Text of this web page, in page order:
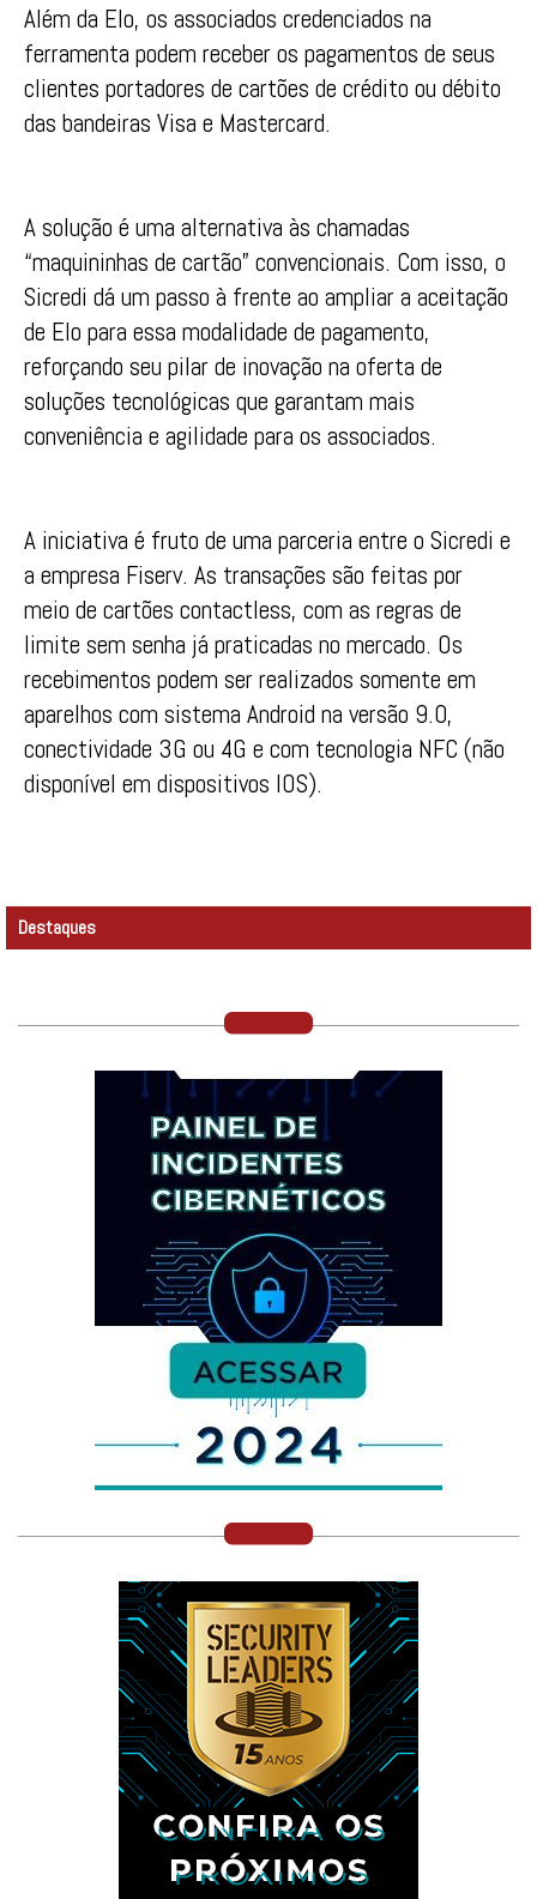
Além da Elo, os associados credenciados na
ferramenta podem receber os pagamentos de seus
clientes portadores de cartões de crédito ou débito
das bandeiras Visa e Mastercard.
A solução é uma alternativa às chamadas
“maquininhas de cartão” convencionais. Com isso, o
Sicredi dá um passo à frente ao ampliar a aceitação
de Elo para essa modalidade de pagamento,
reforçando seu pilar de inovação na oferta de
soluções tecnológicas que garantam mais
conveniência e agilidade para os associados.
A iniciativa é fruto de uma parceria entre o Sicredi e
a empresa Fiserv. As transações são feitas por
meio de cartões contactless, com as regras de
limite sem senha já praticadas no mercado. Os
recebimentos podem ser realizados somente em
aparelhos com sistema Android na versão 9.0,
conectividade 3G ou 4G e com tecnologia NFC (não
disponível em dispositivos IOS).
Destaques